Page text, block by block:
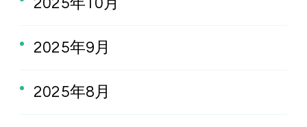
2025年10月
2025年9月
2025年8月